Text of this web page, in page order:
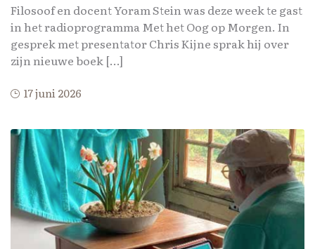
Filosoof en docent Yoram Stein was deze week te gast
in het radioprogramma Met het Oog op Morgen. In
gesprek met presentator Chris Kijne sprak hij over
zijn nieuwe boek […]
17 juni 2026